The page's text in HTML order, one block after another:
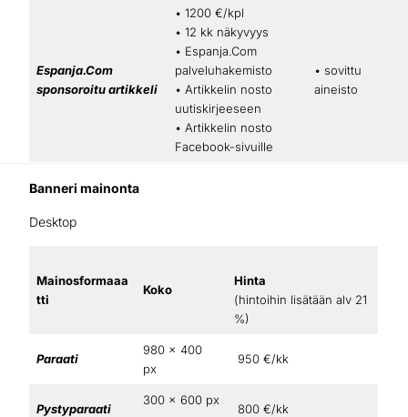
Espanja.Com
sponsoroitu artikkeli
• 1200 €/kpl
• 12 kk näkyvyys
• Espanja.Com
palveluhakemisto
• Artikkelin nosto
uutiskirjeeseen
• Artikkelin nosto
Facebook-sivuille
• sovittu
aineisto
Banneri mainonta
Desktop
Mainosformaaa
tti
Koko
Hinta
(hintoihin lisätään alv 21
%)
Paraati
980 x 400
px
950 €/kk
Pystyparaati
300 x 600 px
800 €/kk